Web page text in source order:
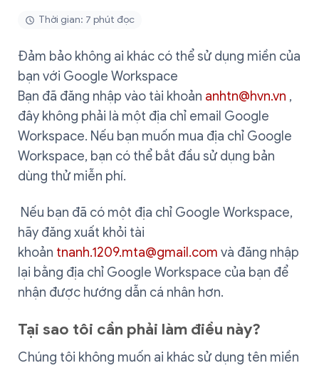
Thời gian: 7 phút đọc
Đảm bảo không ai khác có thể sử dụng miền của
bạn với Google Workspace
Bạn đã đăng nhập vào tài khoản anhtn@hvn.vn ,
đây không phải là một địa chỉ email Google
Workspace. Nếu bạn muốn mua địa chỉ Google
Workspace, bạn có thể bắt đầu sử dụng bản
dùng thử miễn phí.
Nếu bạn đã có một địa chỉ Google Workspace,
hãy đăng xuất khỏi tài
khoản tnanh.1209.mta@gmail.com và đăng nhập
lại bằng địa chỉ Google Workspace của bạn để
nhận được hướng dẫn cá nhân hơn.
Tại sao tôi cần phải làm điều này?
Chúng tôi không muốn ai khác sử dụng tên miền